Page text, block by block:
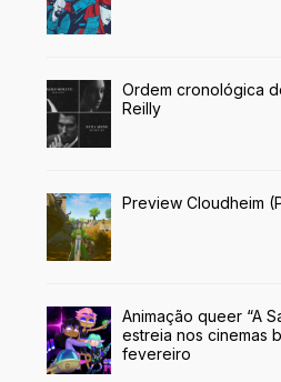
Ordem cronológica
Reilly
Preview Cloudheim
Animação queer “A
estreia nos cinemas
fevereiro